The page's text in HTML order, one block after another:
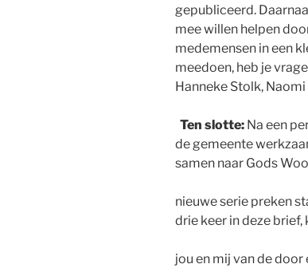
gepubliceerd.
mee willen helpen
medemensen in een
meedoen, heb je
Hanneke Stolk, Naomi
Ten slotte: Na een
de gemeente
samen naar Gods
nieuwe serie preken
drie keer in deze
jou en mij van de